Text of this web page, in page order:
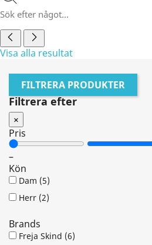
Sök efter något...
Visa alla resultat
FILTRERA PRODUKTER
Filtrera efter
×
Pris
–
Kön
Dam (5)
Herr (2)
Brands
Freja Skind (6)